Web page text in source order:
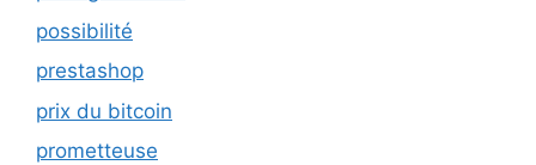
possibilité
prestashop
prix du bitcoin
prometteuse